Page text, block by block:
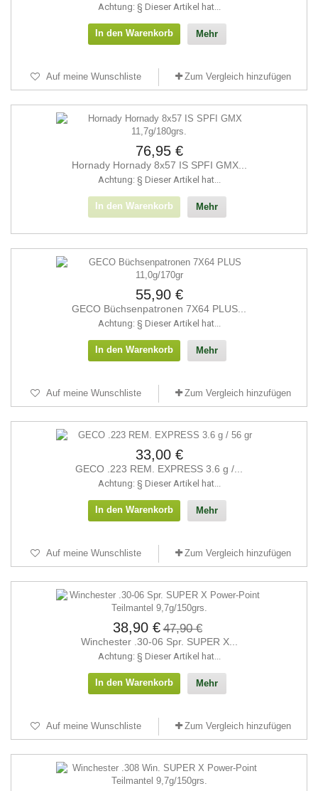
Achtung: § Dieser Artikel hat...
In den Warenkorb Mehr
Auf meine Wunschliste Zum Vergleich hinzufügen
76,95 €
Hornady Hornady 8x57 IS SPFI GMX...
Achtung: § Dieser Artikel hat...
In den Warenkorb Mehr
55,90 €
GECO Büchsenpatronen 7X64 PLUS...
Achtung: § Dieser Artikel hat...
In den Warenkorb Mehr
Auf meine Wunschliste Zum Vergleich hinzufügen
33,00 €
GECO .223 REM. EXPRESS 3.6 g /...
Achtung: § Dieser Artikel hat...
In den Warenkorb Mehr
Auf meine Wunschliste Zum Vergleich hinzufügen
38,90 € 47,90 €
Winchester .30-06 Spr. SUPER X...
Achtung: § Dieser Artikel hat...
In den Warenkorb Mehr
Auf meine Wunschliste Zum Vergleich hinzufügen